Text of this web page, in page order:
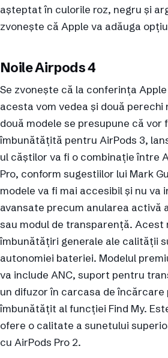
așteptat în culorile roz, negru și
zvonește că Apple va adăuga
Noile Airpods 4
Se zvonește că la conferința
acesta vom vedea și două perechi
două modele se presupune că vor
îmbunătățită pentru AirPods 3,
ul căștilor va fi o combinație între
Pro, conform sugestiilor lui Mark
modele va fi mai accesibil și nu va
avansate precum anularea activă
sau modul de transparență. Acest
îmbunătățiri generale ale calității
autonomiei bateriei. Modelul
va include ANC, suport pentru
un difuzor în carcasa de
îmbunătățit al funcției Find My.
ofere o calitate a sunetului
cu AirPods Pro 2.